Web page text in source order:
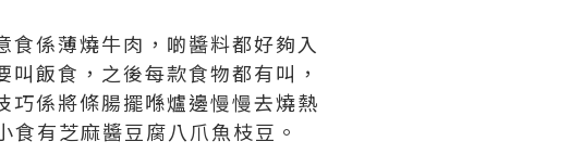
係薄燒牛肉，啲醬料都好夠入
飯食，之後每款食物都有叫，
巧係將條腸擺喺爐邊慢慢去燒熱
有芝麻醬豆腐八爪魚枝豆。